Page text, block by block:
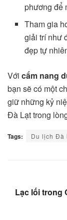
phương để
Tham gia
giải trí như
đẹp tự
Với cẩm nang
bạn sẽ có một
giữ những kỷ
Đà Lạt trong
Tags: Du lịch Đà
Lạc lối trong